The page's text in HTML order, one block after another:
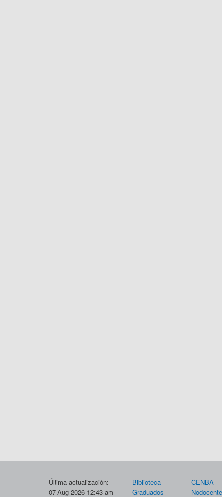
Última actualización:
07-Aug-2026 12:43 am
Biblioteca
Graduados
CENBA